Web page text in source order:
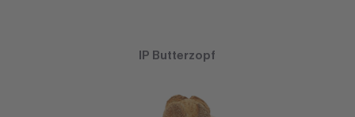
IP Butterzopf